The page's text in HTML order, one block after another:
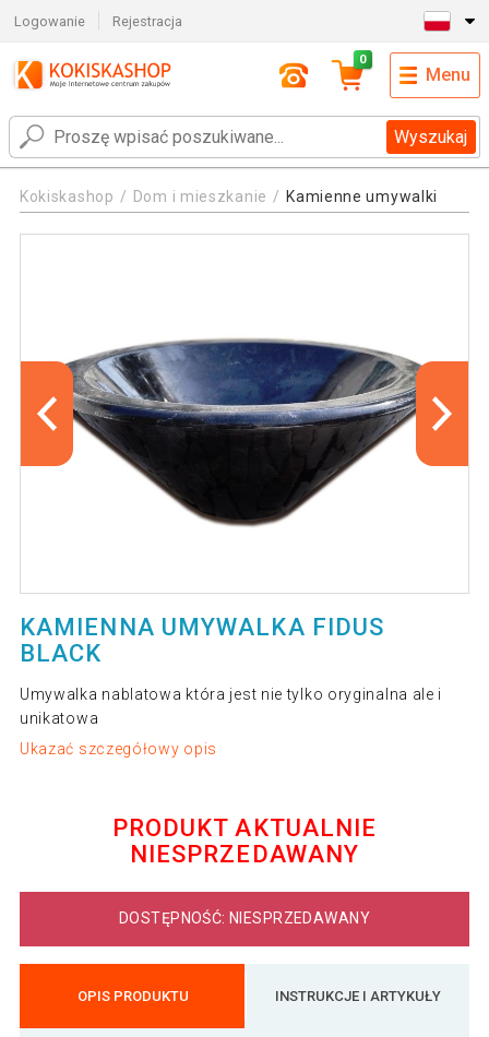
Logowanie Rejestracja
Wyszukaj
0
Menu
Kokiskashop Dom i mieszkanie Kamienne umywalki
KAMIENNA UMYWALKA FIDUS
BLACK
Umywalka nablatowa która jest nie tylko oryginalna ale i
unikatowa
Ukazać szczegółowy opis
PRODUKT AKTUALNIE
NIESPRZEDAWANY
DOSTĘPNOŚĆ: NIESPRZEDAWANY
OPIS PRODUKTU INSTRUKCJE I ARTYKUŁY